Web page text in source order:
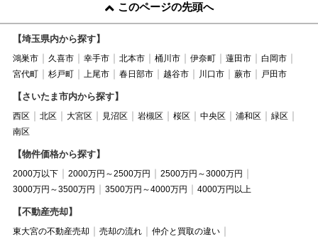
このページの先頭へ
【埼玉県内から探す】
鴻巣市 久喜市 幸手市 北本市 桶川市 伊奈町 蓮田市
白岡市
宮代町
杉戸町 上尾市 春日部市 越谷市 川口市 蕨市 戸田市
【さいたま市内から探す】
西区 北区 大宮区 見沼区 岩槻区 桜区 中央区 浦和区
緑区
南区
【物件価格から探す】
2000万以下 2000万円～2500万円
2500万円～3000万円
3000万円～3500万円
3500万円～4000万円 4000万円以上
【不動産売却】
東大宮の不動産売却 売却の流れ
仲介と買取の違い